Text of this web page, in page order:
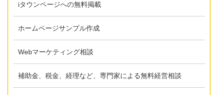
iタウンページへの無料掲載
ホームページサンプル作成
Webマーケティング相談
補助金、税金、経理など、専門家による無料経営相談